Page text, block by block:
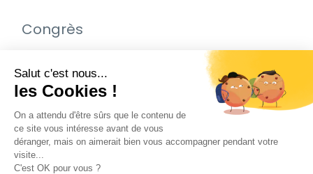
Congrès
Remise de prix – Awards
Journée Portes Ouvertes (JPO)